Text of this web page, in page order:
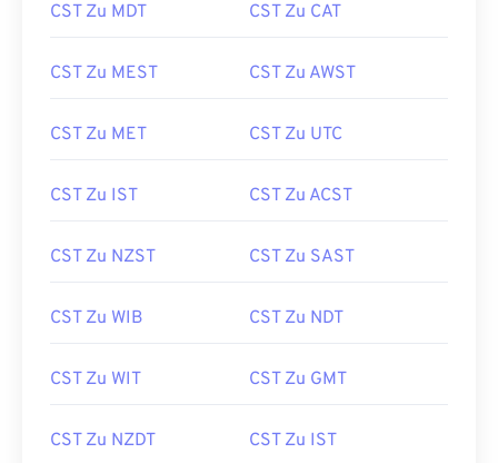
CST Zu MDT CST Zu CAT
CST Zu MEST CST Zu AWST
CST Zu MET CST Zu UTC
CST Zu IST CST Zu ACST
CST Zu NZST CST Zu SAST
CST Zu WIB CST Zu NDT
CST Zu WIT CST Zu GMT
CST Zu NZDT CST Zu IST